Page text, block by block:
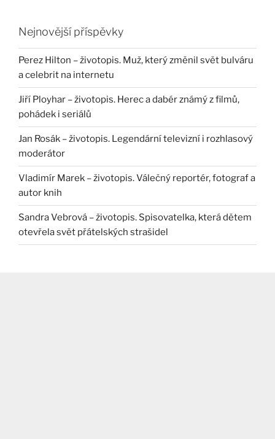
Nejnovější příspěvky
Perez Hilton – životopis. Muž, který změnil svět bulváru
a celebrit na internetu
Jiří Ployhar – životopis. Herec a dabér známý z filmů,
pohádek i seriálů
Jan Rosák – životopis. Legendární televizní i rozhlasový
moderátor
Vladimír Marek – životopis. Válečný reportér, fotograf a
autor knih
Sandra Vebrová – životopis. Spisovatelka, která dětem
otevřela svět přátelských strašidel